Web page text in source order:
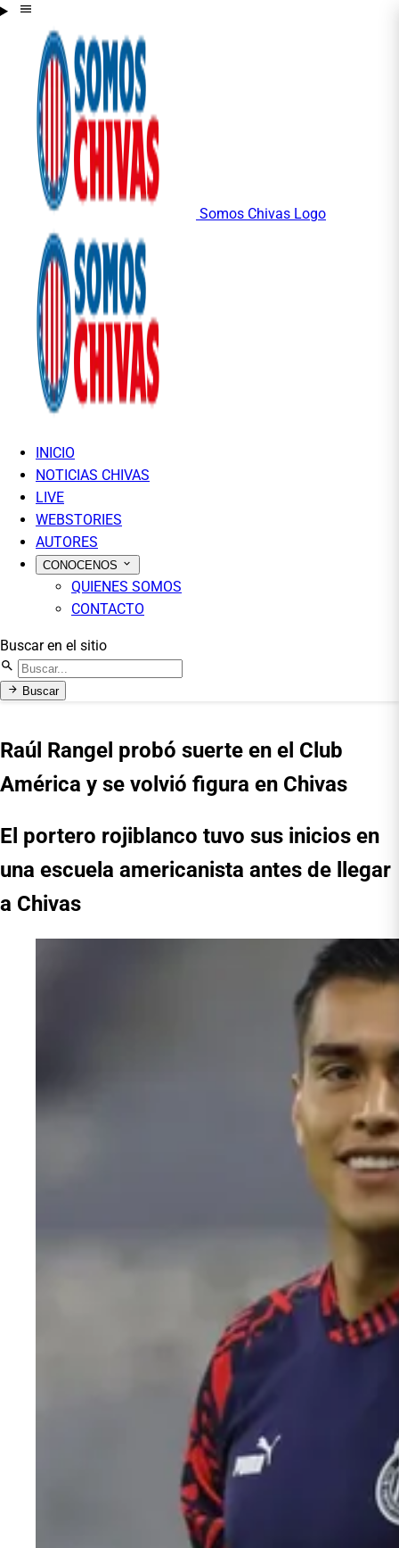
Somos Chivas Logo
INICIO
NOTICIAS CHIVAS
LIVE
WEBSTORIES
AUTORES
CONOCENOS
QUIENES SOMOS
CONTACTO
Buscar en el sitio
Buscar
Raúl Rangel probó suerte en el Club
América y se volvió figura en Chivas
El portero rojiblanco tuvo sus inicios en
una escuela americanista antes de llegar
a Chivas